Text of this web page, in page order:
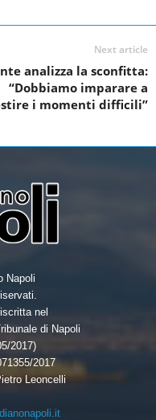
Next article
analizza la sconfitta:
“Dobbiamo imparare a
i momenti difficili”
Napoli
nel
di Napoli
2017)
2017
Leoncelli